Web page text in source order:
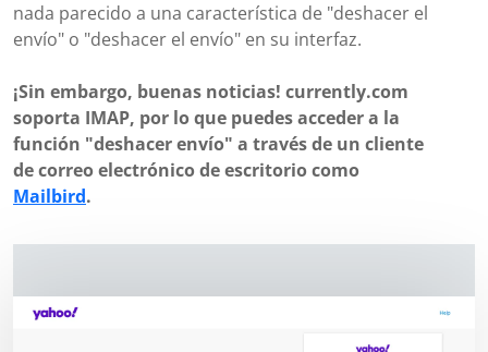
nada parecido a una característica de "deshacer el
envío" o "deshacer el envío" en su interfaz.
¡Sin embargo, buenas noticias! currently.com
soporta IMAP, por lo que puedes acceder a la
función "deshacer envío" a través de un cliente
de correo electrónico de escritorio como
Mailbird.